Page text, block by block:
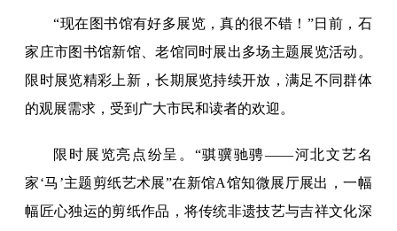
“现在图书馆有好多展览，真的很不错！”日前，石
家庄市图书馆新馆、老馆同时展出多场主题展览活动。
限时展览精彩上新，长期展览持续开放，满足不同群体
的观展需求，受到广大市民和读者的欢迎。
限时展览亮点纷呈。“骐骥驰骋——河北文艺名
家‘马’主题剪纸艺术展”在新馆A馆知微展厅展出，一幅
幅匠心独运的剪纸作品，将传统非遗技艺与吉祥文化深